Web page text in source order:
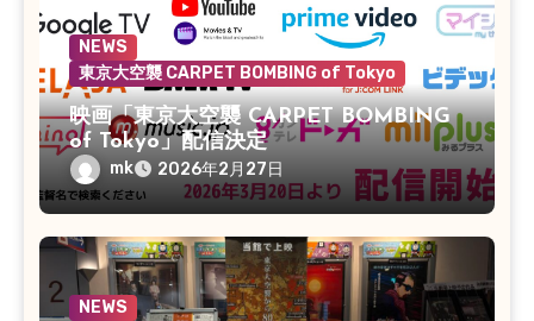
NEWS
東京大空襲 CARPET BOMBING of Tokyo
映画「東京大空襲 CARPET BOMBING
of Tokyo」配信決定
mk 2026年2月27日
NEWS